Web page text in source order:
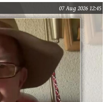
07 Aug 2026 12:45